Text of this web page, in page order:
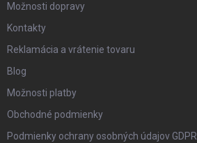
Možnosti dopravy
Kontakty
Reklamácia a vrátenie tovaru
Blog
Možnosti platby
Obchodné podmienky
Podmienky ochrany osobných údajov GDPR